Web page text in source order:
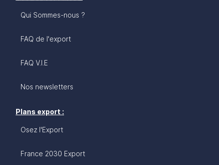
Qui Sommes-nous ?
FAQ de l'export
FAQ V.I.E
Nos newsletters
Plans export :
Osez l'Export
France 2030 Export